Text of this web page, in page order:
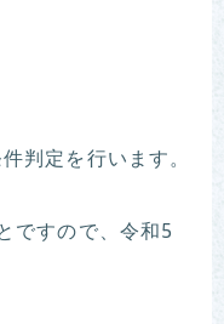
判定を行います。
ですので、令和5